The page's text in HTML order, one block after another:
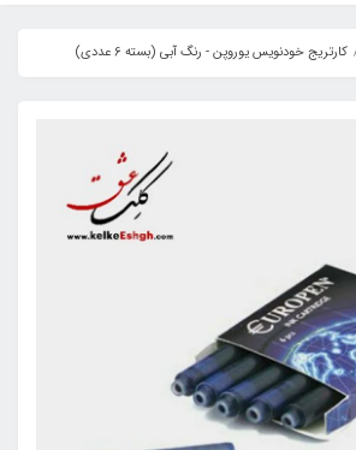
کارتریج خودنویس یوروپن - رنگ آبی (بسته 6 عددی)